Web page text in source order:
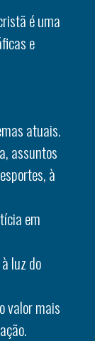
é uma
e
atuais.
assuntos
à
em
luz do
valor mais